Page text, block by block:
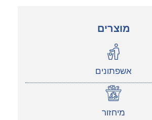
מוצרים
אשפתונים
מיחזור